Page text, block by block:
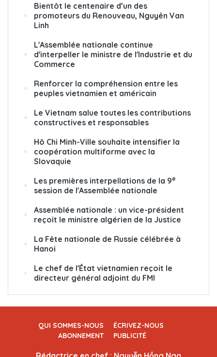
Bientôt le centenaire d’un des
promoteurs du Renouveau, Nguyên Van
Linh
L'Assemblée nationale continue
d'interpeller le ministre de l'Industrie et du
Commerce
Renforcer la compréhension entre les
peuples vietnamien et américain
Le Vietnam salue toutes les contributions
constructives et responsables
Hô Chi Minh-Ville souhaite intensifier la
coopération multiforme avec la
Slovaquie
Les premières interpellations de la 9e
session de l'Assemblée nationale
Assemblée nationale : un vice-président
reçoit le ministre algérien de la Justice
La Fête nationale de Russie célébrée à
Hanoi
Le chef de l'État vietnamien reçoit le
directeur général adjoint du FMI
QUI SOMMES-NOUS
ÉCRIVEZ-NOUS
ABONNEMENT
PUBLICITÉ